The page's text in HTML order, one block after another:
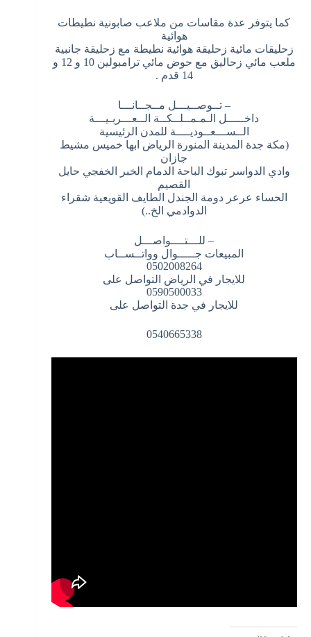
كما يتوفر عدة مقاسات من ملاعب صابونية نطيطات
هوائية
زحليقات مائية زحليقة هوائية نطيطة مع زحليقة جانبية
ملعب مائي زحاليق مع حوض مائي ترامبولين 10 و 12 و
14 قدم .
– تــوصــيـــل مــجــانـــا
داخـــــل الـمـمــلــكــة الــعـــربـيـــة
الــســـعــوديــــة للمدن الرئيسية
(مكة جدة المدينة المنورة الرياض ابها خميس مشيط
جازان
وادي الدواسر تبوك الباحة الدمام الخبر الخفجي حايل
القصيم
الحساء عرعر دومة الجندل الطايف القويعية شقراء
الدوادمي الخ..)
– للـــتــــواصـــل
المبيعات جـــــوال وواتــســاب
0502008264
للايجار في الرياض التواصل على
0590500033
للايجار في جدة التواصل على
0540665338